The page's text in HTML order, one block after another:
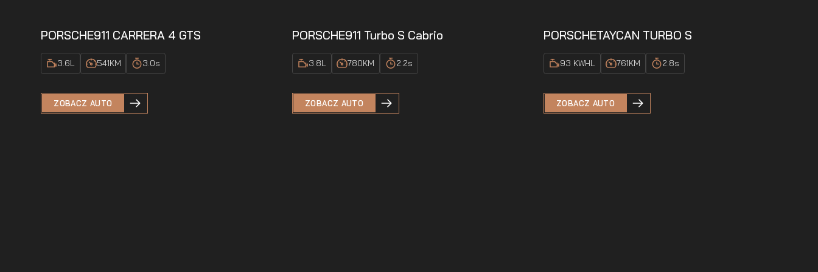
PORSCHE911 CARRERA 4 GTS
3.6L 541KM 3.0s
ZOBACZ AUTO
PORSCHE911 Turbo S Cabrio
3.8L 780KM 2.2s
ZOBACZ AUTO
PORSCHETAYCAN TURBO S
93 KWHL 761KM 2.8s
ZOBACZ AUTO